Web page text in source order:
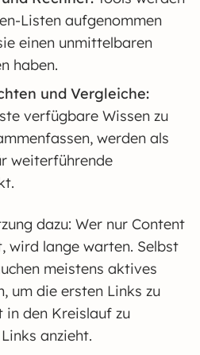
Listen aufgenommen
einen unmittelbaren
haben.
und Vergleiche:
verfügbare Wissen zu
werden als
weiterführende
dazu: Wer nur Content
wird lange warten. Selbst
meistens aktives
um die ersten Links zu
in den Kreislauf zu
anzieht.